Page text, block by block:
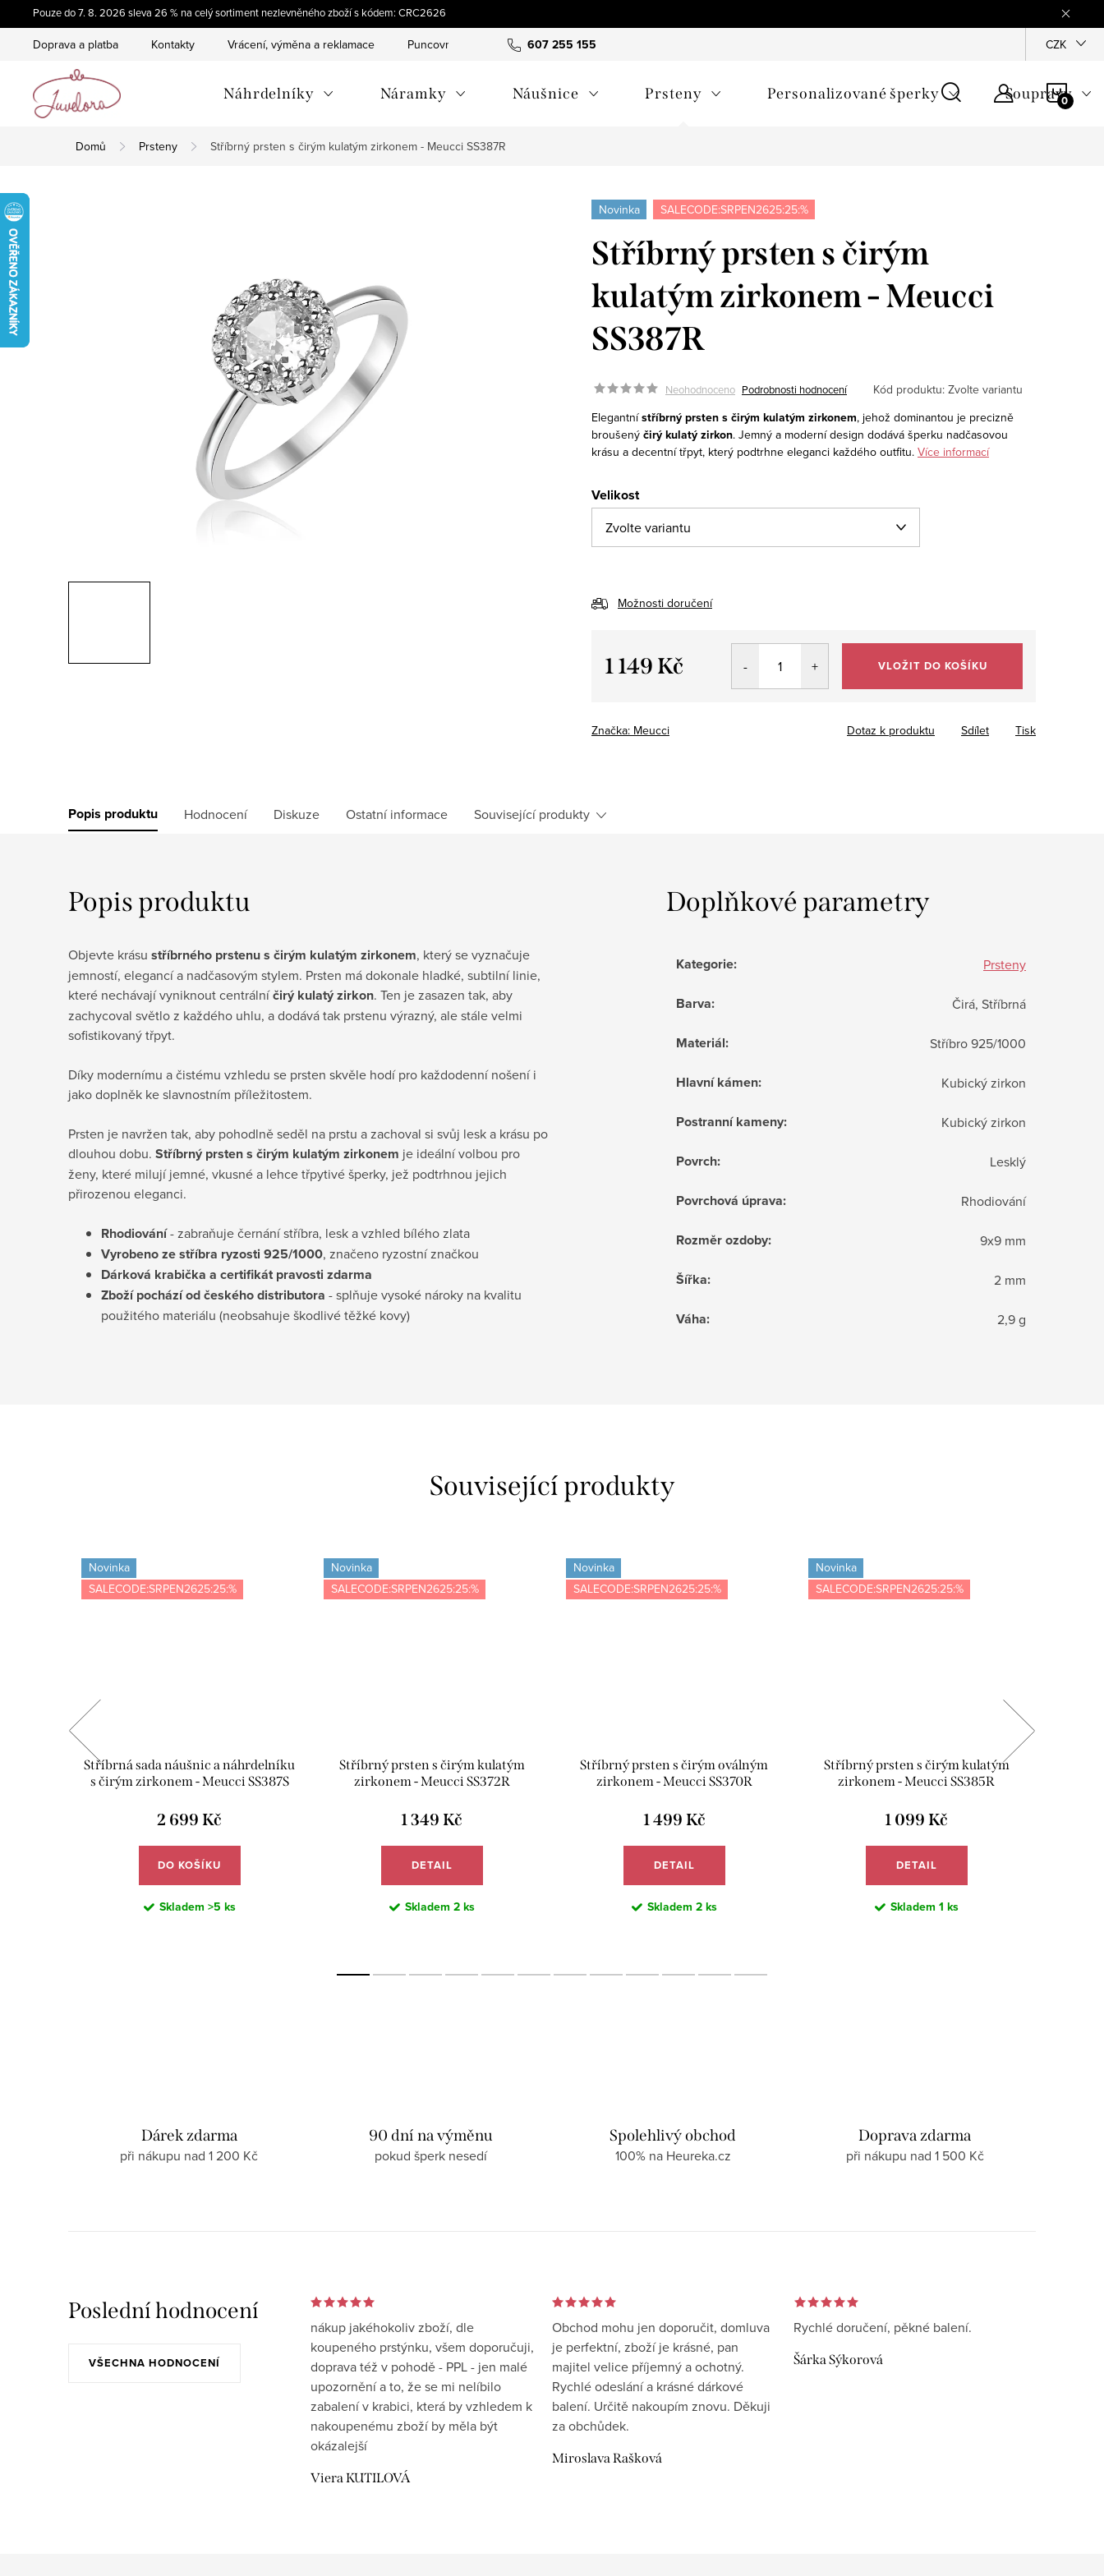
na
Pouze do 7. 8. 2026 sleva 26 % na celý sortiment nezlevněného zboží s kódem: CRC2626
607 255 155
Doprava a platba Kontakty Vrácení, výměna a reklamace Puncovní značky Hodnocení obchodu Jak
CZK
Náhrdelníky Náramky Náušnice Prsteny Personalizované šperky Soupravy
Domů Prsteny Stříbrný prsten s čirým kulatým zirkonem - Meucci SS387R
Novinka SALECODE:SRPEN2625:25:%
Stříbrný prsten s čirým
kulatým zirkonem - Meucci
SS387R
Neohodnoceno Podrobnosti hodnocení Kód produktu: Zvolte variantu
Elegantnístříbrný prsten s čirým kulatým zirkonem, jehož dominantou je precizně
broušený čirý kulatý zirkon. Jemný a moderní design dodává šperku nadčasovou
krásu a decentní třpyt, který podtrhne eleganci každého outfitu. Více informací
Velikost
Možnosti doručení
1 149 Kč VLOŽIT DO KOŠÍKU
Značka: Meucci Tisk
Dotaz k produktu Sdílet
Popis produktu Hodnocení Diskuze Ostatní informace Související produkty
Popis produktu
Objevte krásu stříbrného prstenu s čirým kulatým zirkonem, který se vyznačuje
jemností, elegancí a nadčasovým stylem. Prsten má dokonale hladké, subtilní linie,
které nechávají vyniknout centrálníčirý kulatý zirkon. Ten je zasazen tak, aby
zachycoval světlo z každého uhlu, a dodává tak prstenu výrazný, ale stále velmi
sofistikovaný třpyt.
Díky modernímu a čistému vzhledu se prsten skvěle hodí pro každodenní nošení i
jako doplněk ke slavnostním příležitostem.
Prsten je navržen tak, aby pohodlně seděl na prstu a zachoval si svůj lesk a krásu po
dlouhou dobu. Stříbrný prsten s čirým kulatým zirkonem je ideální volbou pro
ženy, které milují jemné, vkusné a lehce třpytivé šperky, jež podtrhnou jejich
přirozenou eleganci.
Rhodiování- zabraňuje černání stříbra, lesk a vzhled bílého zlata
Vyrobeno ze stříbra ryzosti 925/1000, značeno ryzostní značkou
Dárková krabička a certifikát pravosti zdarma
Zboží pochází od českého distributora - splňuje vysoké nároky na kvalitu
použitého materiálu (neobsahuje škodlivé těžké kovy)
Doplňkové parametry
Kategorie: Prsteny
Barva: Čirá, Stříbrná
Materiál: Stříbro 925/1000
Hlavní kámen: Kubický zirkon
Postranní kameny: Kubický zirkon
Povrch: Lesklý
Povrchová úprava: Rhodiování
Rozměr ozdoby: 9x9 mm
Šířka: 2 mm
Váha: 2,9 g
Související produkty
Novinka
SALECODE:SRPEN2625:25:%
Stříbrná sada náušnic a náhrdelníku
s čirým zirkonem - Meucci SS387S
2 699 Kč
DO KOŠÍKU
Skladem >5 ks
Novinka
SALECODE:SRPEN2625:25:%
Stříbrný prsten s čirým kulatým
zirkonem - Meucci SS372R
1 349 Kč
DETAIL
Skladem 2 ks
Novinka
SALECODE:SRPEN2625:25:%
Stříbrný prsten s čirým oválným
zirkonem - Meucci SS370R
1 499 Kč
DETAIL
Skladem 2 ks
Novinka
SALECODE:SRPEN2625:25:%
Stříbrný prsten s čirým kulatým
zirkonem - Meucci SS385R
1 099 Kč
DETAIL
Skladem 1 ks
Dárek zdarma
při nákupu nad 1 200 Kč
90 dní na výměnu
pokud šperk nesedí
Spolehlivý obchod
100% na Heureka.cz
Doprava zdarma
při nákupu nad 1 500 Kč
Poslední hodnocení
VŠECHNA HODNOCENÍ
nákup jakéhokoliv zboží, dle
koupeného prstýnku, všem doporučuji,
doprava též v pohodě - PPL - jen malé
upozornění a to, že se mi nelíbilo
zabalení v krabici, která by vzhledem k
nakoupenému zboží by měla být
okázalejší
Viera KUTILOVÁ
Obchod mohu jen doporučit, domluva
je perfektní, zboží je krásné, pan
majitel velice příjemný a ochotný.
Rychlé odeslání a krásné dárkové
balení. Určitě nakoupím znovu. Děkuji
za obchůdek.
Miroslava Rašková
Rychlé doručení, pěkné balení.
Šárka Sýkorová